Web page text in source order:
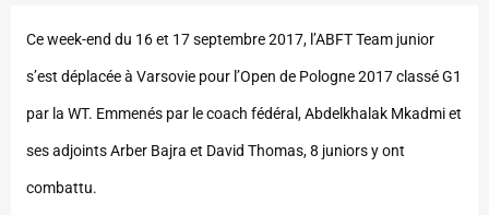
Ce week-end du 16 et 17 septembre 2017, l’ABFT Team junior
s’est déplacée à Varsovie pour l’Open de Pologne 2017 classé G1
par la WT. Emmenés par le coach fédéral, Abdelkhalak Mkadmi et
ses adjoints Arber Bajra et David Thomas, 8 juniors y ont
combattu.